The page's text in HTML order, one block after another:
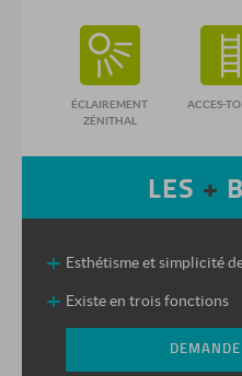
ÉCLAIREMENT
ZÉNITHAL
ACCES-
LES +
Esthétisme et simplicité
Existe en trois fonctions